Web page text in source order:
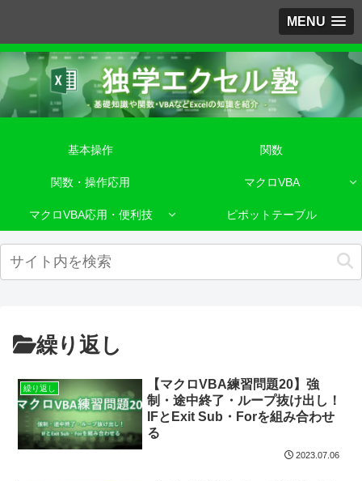
MENU
基本操作 関数
関数・操作応用 マクロVBA
マクロVBA応用・便利技 ピポットテーブル
繰り返し
繰り返し
【マクロVBA練習問題20】強
制・途中終了・ループ抜け出し！
IFとExit Sub・Forを組み合わせ
る
2023.07.06